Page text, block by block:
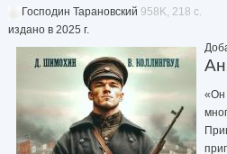
Господин Тарановский 958K, 218 с.
издано в 2025 г.
«Он